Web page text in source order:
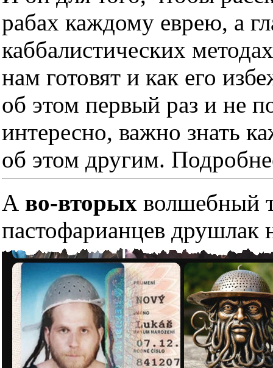
рабах каждому еврею, а
каббалистических
нам готовят и как его
об этом первый раз и не
интересно, важно знать
об этом другим.
А во-вторых волшебный
пастофарианцев друшлак